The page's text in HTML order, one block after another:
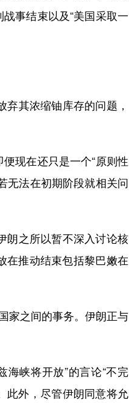
事结束以及“美国采取一
其浓缩铀库存的问题，
现在还只是一个“原则性
无法在初期阶段就相关问
之所以暂不深入讨论核
在推动结束包括黎巴嫩在
家之间的事务。伊朗正与
峡将开放”的言论“不完
此外，尽管伊朗同意将允